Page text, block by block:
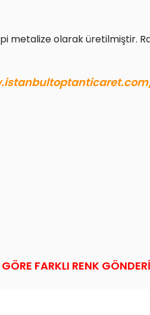
metalize olarak üretilmiştir.
FARKLI RENK